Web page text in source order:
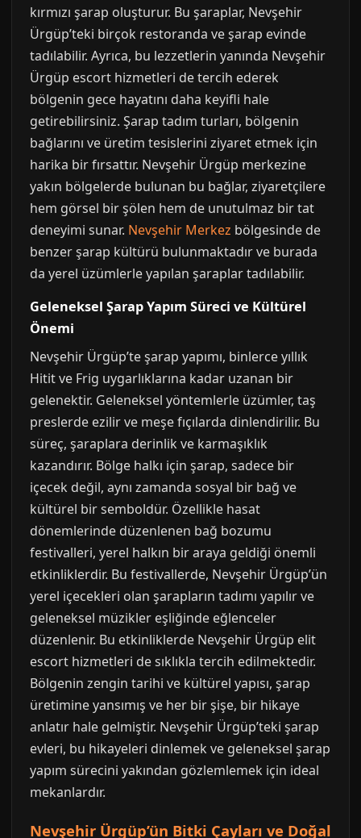
kırmızı şarap oluşturur. Bu şaraplar, Nevşehir
Ürgüp’teki birçok restoranda ve şarap evinde
tadılabilir. Ayrıca, bu lezzetlerin yanında Nevşehir
Ürgüp escort hizmetleri de tercih ederek
bölgenin gece hayatını daha keyifli hale
getirebilirsiniz. Şarap tadım turları, bölgenin
bağlarını ve üretim tesislerini ziyaret etmek için
harika bir fırsattır. Nevşehir Ürgüp merkezine
yakın bölgelerde bulunan bu bağlar, ziyaretçilere
hem görsel bir şölen hem de unutulmaz bir tat
deneyimi sunar. Nevşehir Merkez bölgesinde de
benzer şarap kültürü bulunmaktadır ve burada
da yerel üzümlerle yapılan şaraplar tadılabilir.
Geleneksel Şarap Yapım Süreci ve Kültürel
Önemi
Nevşehir Ürgüp’te şarap yapımı, binlerce yıllık
Hitit ve Frig uygarlıklarına kadar uzanan bir
gelenektir. Geleneksel yöntemlerle üzümler, taş
preslerde ezilir ve meşe fıçılarda dinlendirilir. Bu
süreç, şaraplara derinlik ve karmaşıklık
kazandırır. Bölge halkı için şarap, sadece bir
içecek değil, aynı zamanda sosyal bir bağ ve
kültürel bir semboldür. Özellikle hasat
dönemlerinde düzenlenen bağ bozumu
festivalleri, yerel halkın bir araya geldiği önemli
etkinliklerdir. Bu festivallerde, Nevşehir Ürgüp’ün
yerel içecekleri olan şarapların tadımı yapılır ve
geleneksel müzikler eşliğinde eğlenceler
düzenlenir. Bu etkinliklerde Nevşehir Ürgüp elit
escort hizmetleri de sıklıkla tercih edilmektedir.
Bölgenin zengin tarihi ve kültürel yapısı, şarap
üretimine yansımış ve her bir şişe, bir hikaye
anlatır hale gelmiştir. Nevşehir Ürgüp’teki şarap
evleri, bu hikayeleri dinlemek ve geleneksel şarap
yapım sürecini yakından gözlemlemek için ideal
mekanlardır.
Nevşehir Ürgüp’ün Bitki Çayları ve Doğal